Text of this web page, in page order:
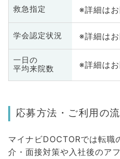
救急指定 ※詳細は
学会認定状況 ※詳細は
一日の
平均来院数
※詳細は
応募方法・ご利用の
マイナビDOCTORでは転職
介・面接対策や入社後のア